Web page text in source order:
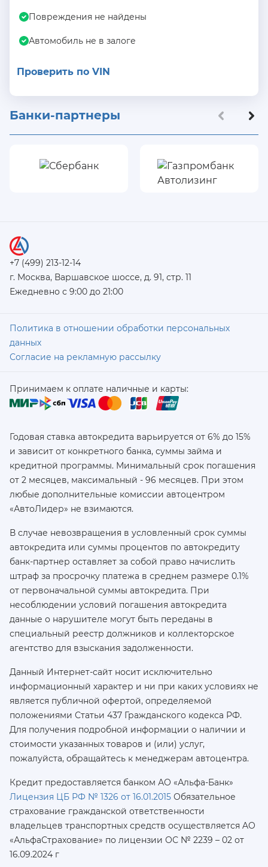
Повреждения не найдены
Автомобиль не в залоге
Проверить по VIN
Банки-партнеры
+7 (499) 213-12-14
г. Москва, Варшавское шоссе, д. 91, стр. 11
Ежедневно с 9:00 до 21:00
Политика в отношении обработки персональных
данных
Согласие на рекламную рассылку
Принимаем к оплате наличные и карты:
Годовая ставка автокредита варьируется от 6% до 15%
и зависит от конкретного банка, суммы займа и
кредитной программы. Минимальный срок погашения
от 2 месяцев, максимальный - 96 месяцев. При этом
любые дополнительные комиссии автоцентром
«АвтоЛидер» не взимаются.
В случае невозвращения в условленный срок суммы
автокредита или суммы процентов по автокредиту
банк-партнер оставляет за собой право начислить
штраф за просрочку платежа в среднем размере 0.1%
от первоначальной суммы автокредита. При
несоблюдении условий погашения автокредита
данные о нарушителе могут быть переданы в
специальный реестр должников и коллекторское
агентство для взыскания задолженности.
Данный Интернет-сайт носит исключительно
информационный характер и ни при каких условиях не
является публичной офертой, определяемой
положениями Статьи 437 Гражданского кодекса РФ.
Для получения подробной информации о наличии и
стоимости указанных товаров и (или) услуг,
пожалуйста, обращайтесь к менеджерам автоцентра.
Кредит предоставляется банком АО «Альфа-Банк»
Лицензия ЦБ РФ № 1326 от 16.01.2015 Обязательное
страхование гражданской ответственности
владельцев транспортных средств осуществляется AO
«АльфаСтрахование» по лицензии ОС № 2239 – 02 от
16.09.2024 г